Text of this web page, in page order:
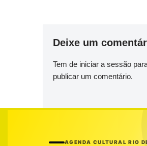
Deixe um
Tem de iniciar a sessão
publicar um comentário.
AGENDA CULTURAL RIO